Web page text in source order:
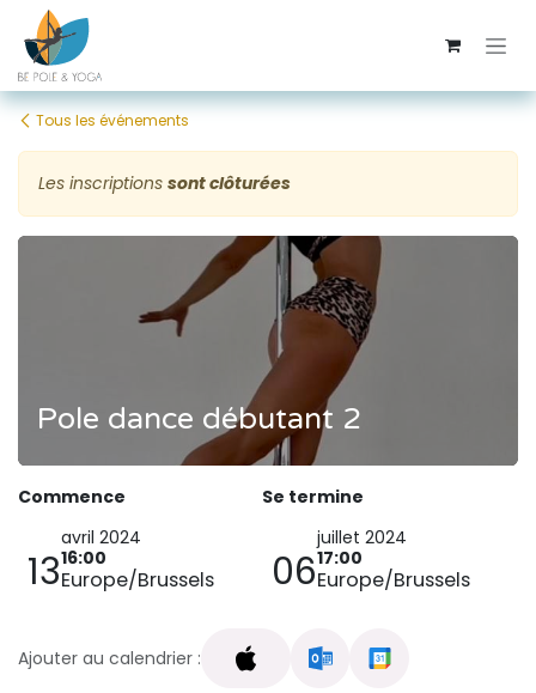
Se rendre au contenu
Tous les événements
Les inscriptions sont clôturées
Pole dance débutant 2
Commence
13
avril 2024
16:00
Europe/Brussels
Se termine
06
juillet 2024
17:00
Europe/Brussels
Ajouter au calendrier :